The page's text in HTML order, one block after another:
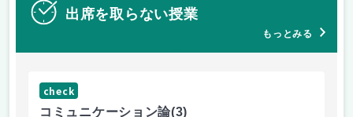
出席を取らない授業
もっとみる
check
コミュニケーション論(3)